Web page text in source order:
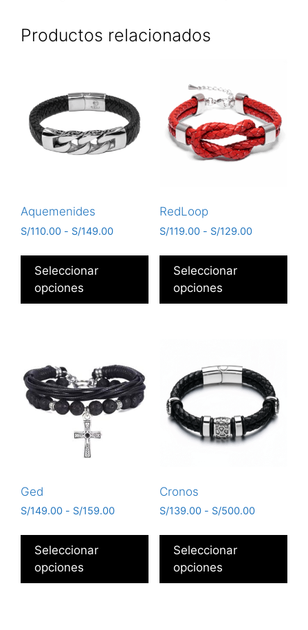
Productos relacionados
Aquemenides
S/110.00 - S/149.00
Seleccionar
opciones
RedLoop
S/119.00 - S/129.00
Seleccionar
opciones
Ged
S/149.00 - S/159.00
Seleccionar
opciones
Cronos
S/139.00 - S/500.00
Seleccionar
opciones